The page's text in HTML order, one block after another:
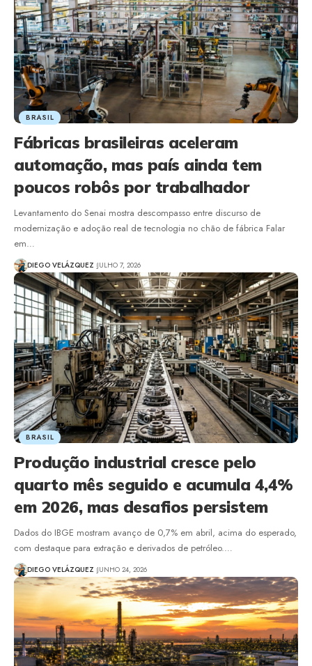
BRASIL
Fábricas brasileiras aceleram
automação, mas país ainda tem
poucos robôs por trabalhador
Levantamento do Senai mostra descompasso entre discurso de
modernização e adoção real de tecnologia no chão de fábrica Falar
em…
DIEGO VELÁZQUEZ JULHO 7, 2026
BRASIL
Produção industrial cresce pelo
quarto mês seguido e acumula 4,4%
em 2026, mas desafios persistem
Dados do IBGE mostram avanço de 0,7% em abril, acima do esperado,
com destaque para extração e derivados de petróleo.…
DIEGO VELÁZQUEZ JUNHO 24, 2026